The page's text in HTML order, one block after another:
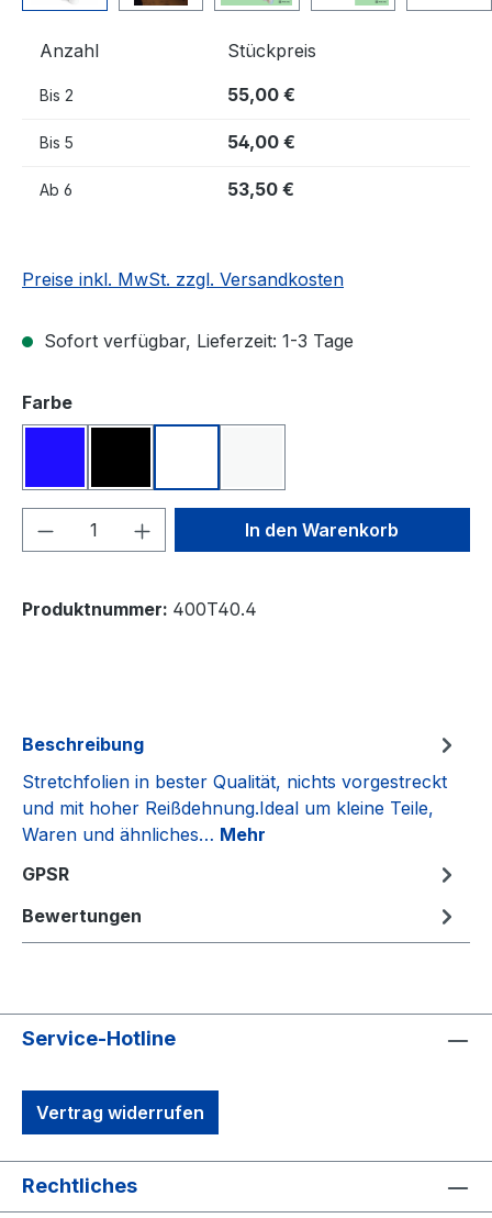
Anzahl Stückpreis
Bis 2 55,00 €
Bis 5 54,00 €
Ab 6 53,50 €
Preise inkl. MwSt. zzgl. Versandkosten
Sofort verfügbar, Lieferzeit: 1-3 Tage
Farbeauswählen
Produkt Anzahl: Gib denIn den Warenkorb
Produktnummer: 400T40.4
Beschreibung
Stretchfolien in bester Qualität, nichts vorgestreckt
und mit hoher Reißdehnung.Ideal um kleine Teile,
Waren und ähnliches… Mehr
GPSR
Bewertungen
Service-Hotline
Vertrag widerrufen
Rechtliches